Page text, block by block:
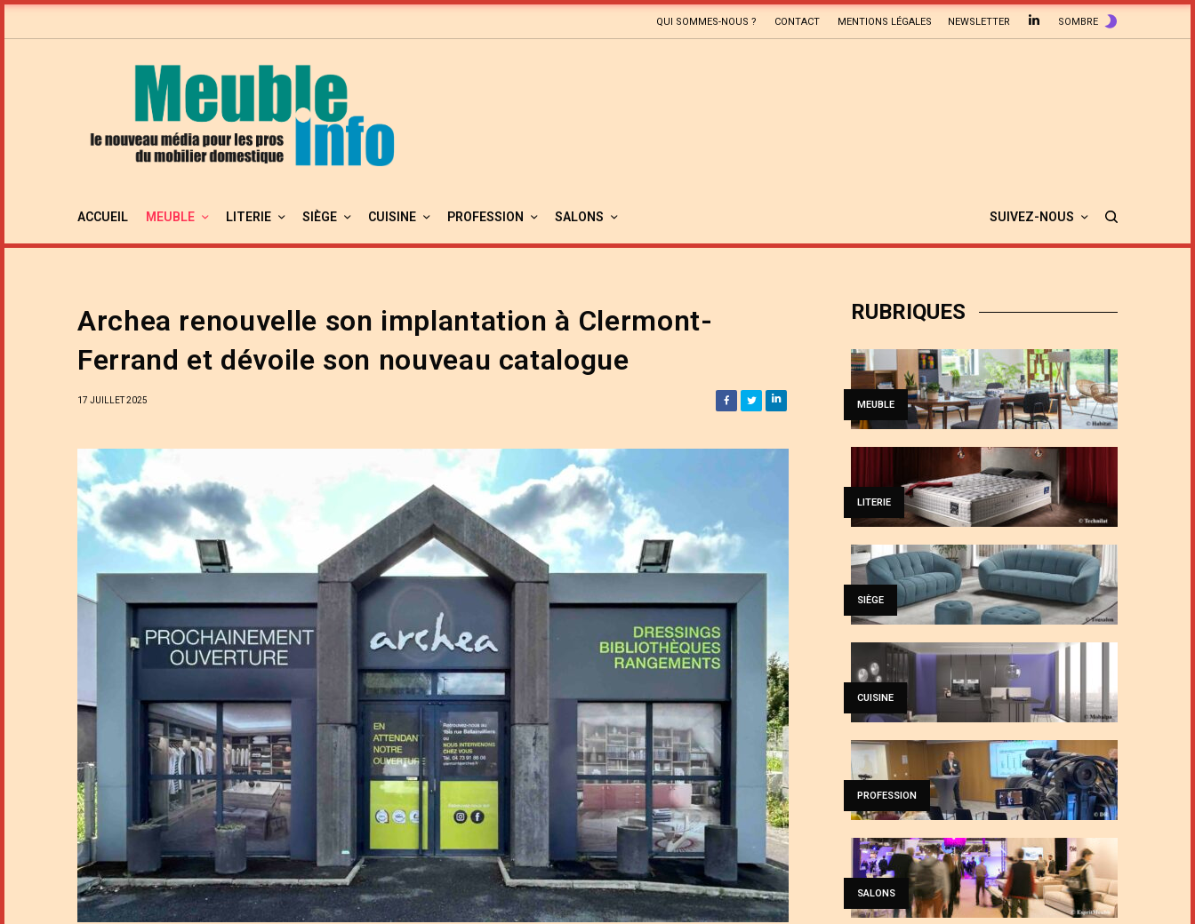
QUI SOMMES-NOUS ? CONTACT MENTIONS LÉGALES NEWSLETTER SOMBRE
ACCUEIL MEUBLE LITERIE SIÈGE CUISINE PROFESSION SALONS SUIVEZ-NOUS
Archea renouvelle son implantation à Clermont-
Ferrand et dévoile son nouveau catalogue
17 JUILLET 2025
RUBRIQUES
MEUBLE
LITERIE
SIÈGE
CUISINE
PROFESSION
SALONS